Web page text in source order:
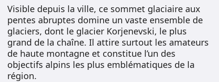
Visible depuis la ville, ce sommet glaciaire aux
pentes abruptes domine un vaste ensemble de
glaciers, dont le glacier Korjenevski, le plus
grand de la chaîne. Il attire surtout les amateurs
de haute montagne et constitue l’un des
objectifs alpins les plus emblématiques de la
région.